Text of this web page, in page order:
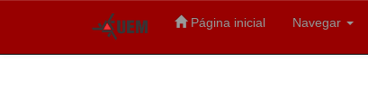
Página inicial Navegar